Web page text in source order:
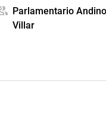
Parlamentario
Villar